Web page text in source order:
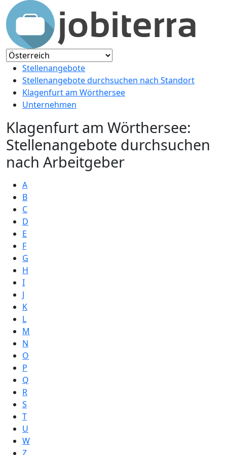
Stellenangebote
Stellenangebote durchsuchen nach Standort
Klagenfurt am Wörthersee
Unternehmen
Klagenfurt am Wörthersee:
Stellenangebote durchsuchen
nach Arbeitgeber
A
B
C
D
E
F
G
H
I
J
K
L
M
N
O
P
Q
R
S
T
U
W